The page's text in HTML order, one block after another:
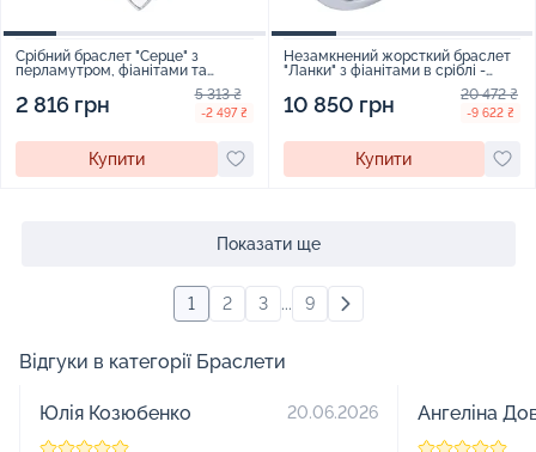
Срібний браслет "Серце" з
перламутром, фіанітами та
2 816 грн 5 313 ₴
-2 497 ₴
Купити
Незамкнений жорсткий браслет
"Ланки" з фіанітами в сріблі -
10 850 грн 20 472 ₴
-9 622 ₴
Купити
Показати ще
1 2 3 ... 9
Відгуки в категорії Браслети
Юлія Козюбенко 20.06.2026 Ангеліна